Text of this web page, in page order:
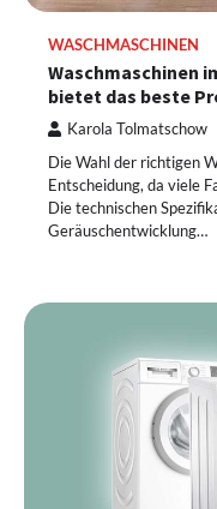
WASCHMASCHINEN
Waschmaschinen
bietet das beste
Karola Tolmatschow
Die Wahl der richtigen
Entscheidung, da viele
Die technischen
Geräuschentwicklung…